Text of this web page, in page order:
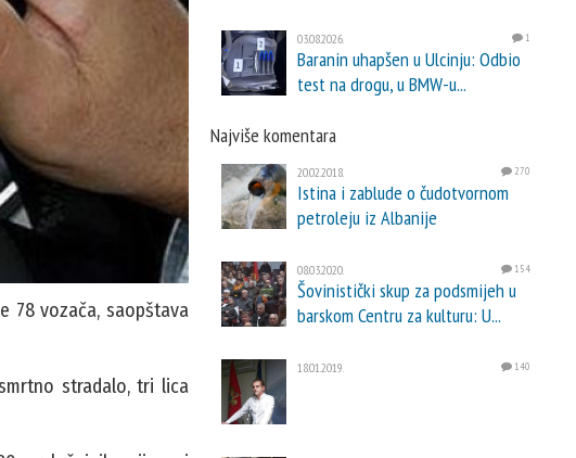
78 vozača, saopštava
stradalo, tri lica
03.08.2026. 1
Baranin uhapšen u Ulcinju: Odbio
test na drogu, u BMW-u...
Najviše komentara
20.02.2018. 270
Istina i zablude o čudotvornom
petroleju iz Albanije
08.03.2020. 154
Šovinistički skup za podsmijeh u
barskom Centru za kulturu: U...
18.01.2019. 140